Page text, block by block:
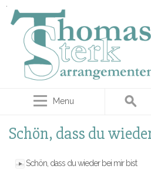
Menu
Schön, dass du
Schön, dass du wieder bei mir bist